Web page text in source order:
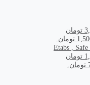
قیمت اصلی: 3,000,000 تومان
قیمت اصلی: 1,500,000 تومان